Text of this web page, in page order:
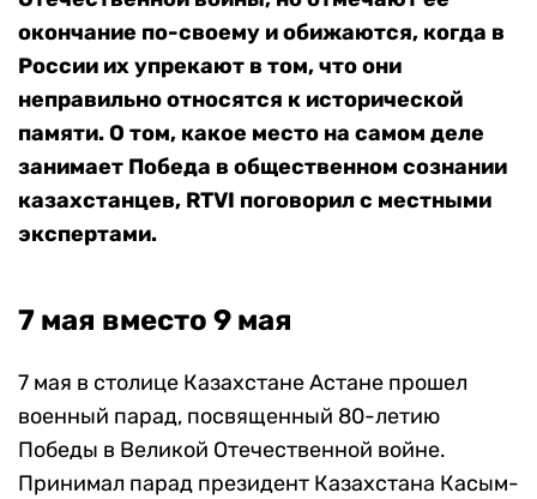
окончание по-своему и обижаются, когда в
России их упрекают в том, что они
неправильно относятся к исторической
памяти. О том, какое место на самом деле
занимает Победа в общественном сознании
казахстанцев, RTVI поговорил с местными
экспертами.
7 мая вместо 9 мая
7 мая в столице Казахстане Астане прошел
военный парад, посвященный 80-летию
Победы в Великой Отечественной войне.
Принимал парад президент Казахстана Касым-